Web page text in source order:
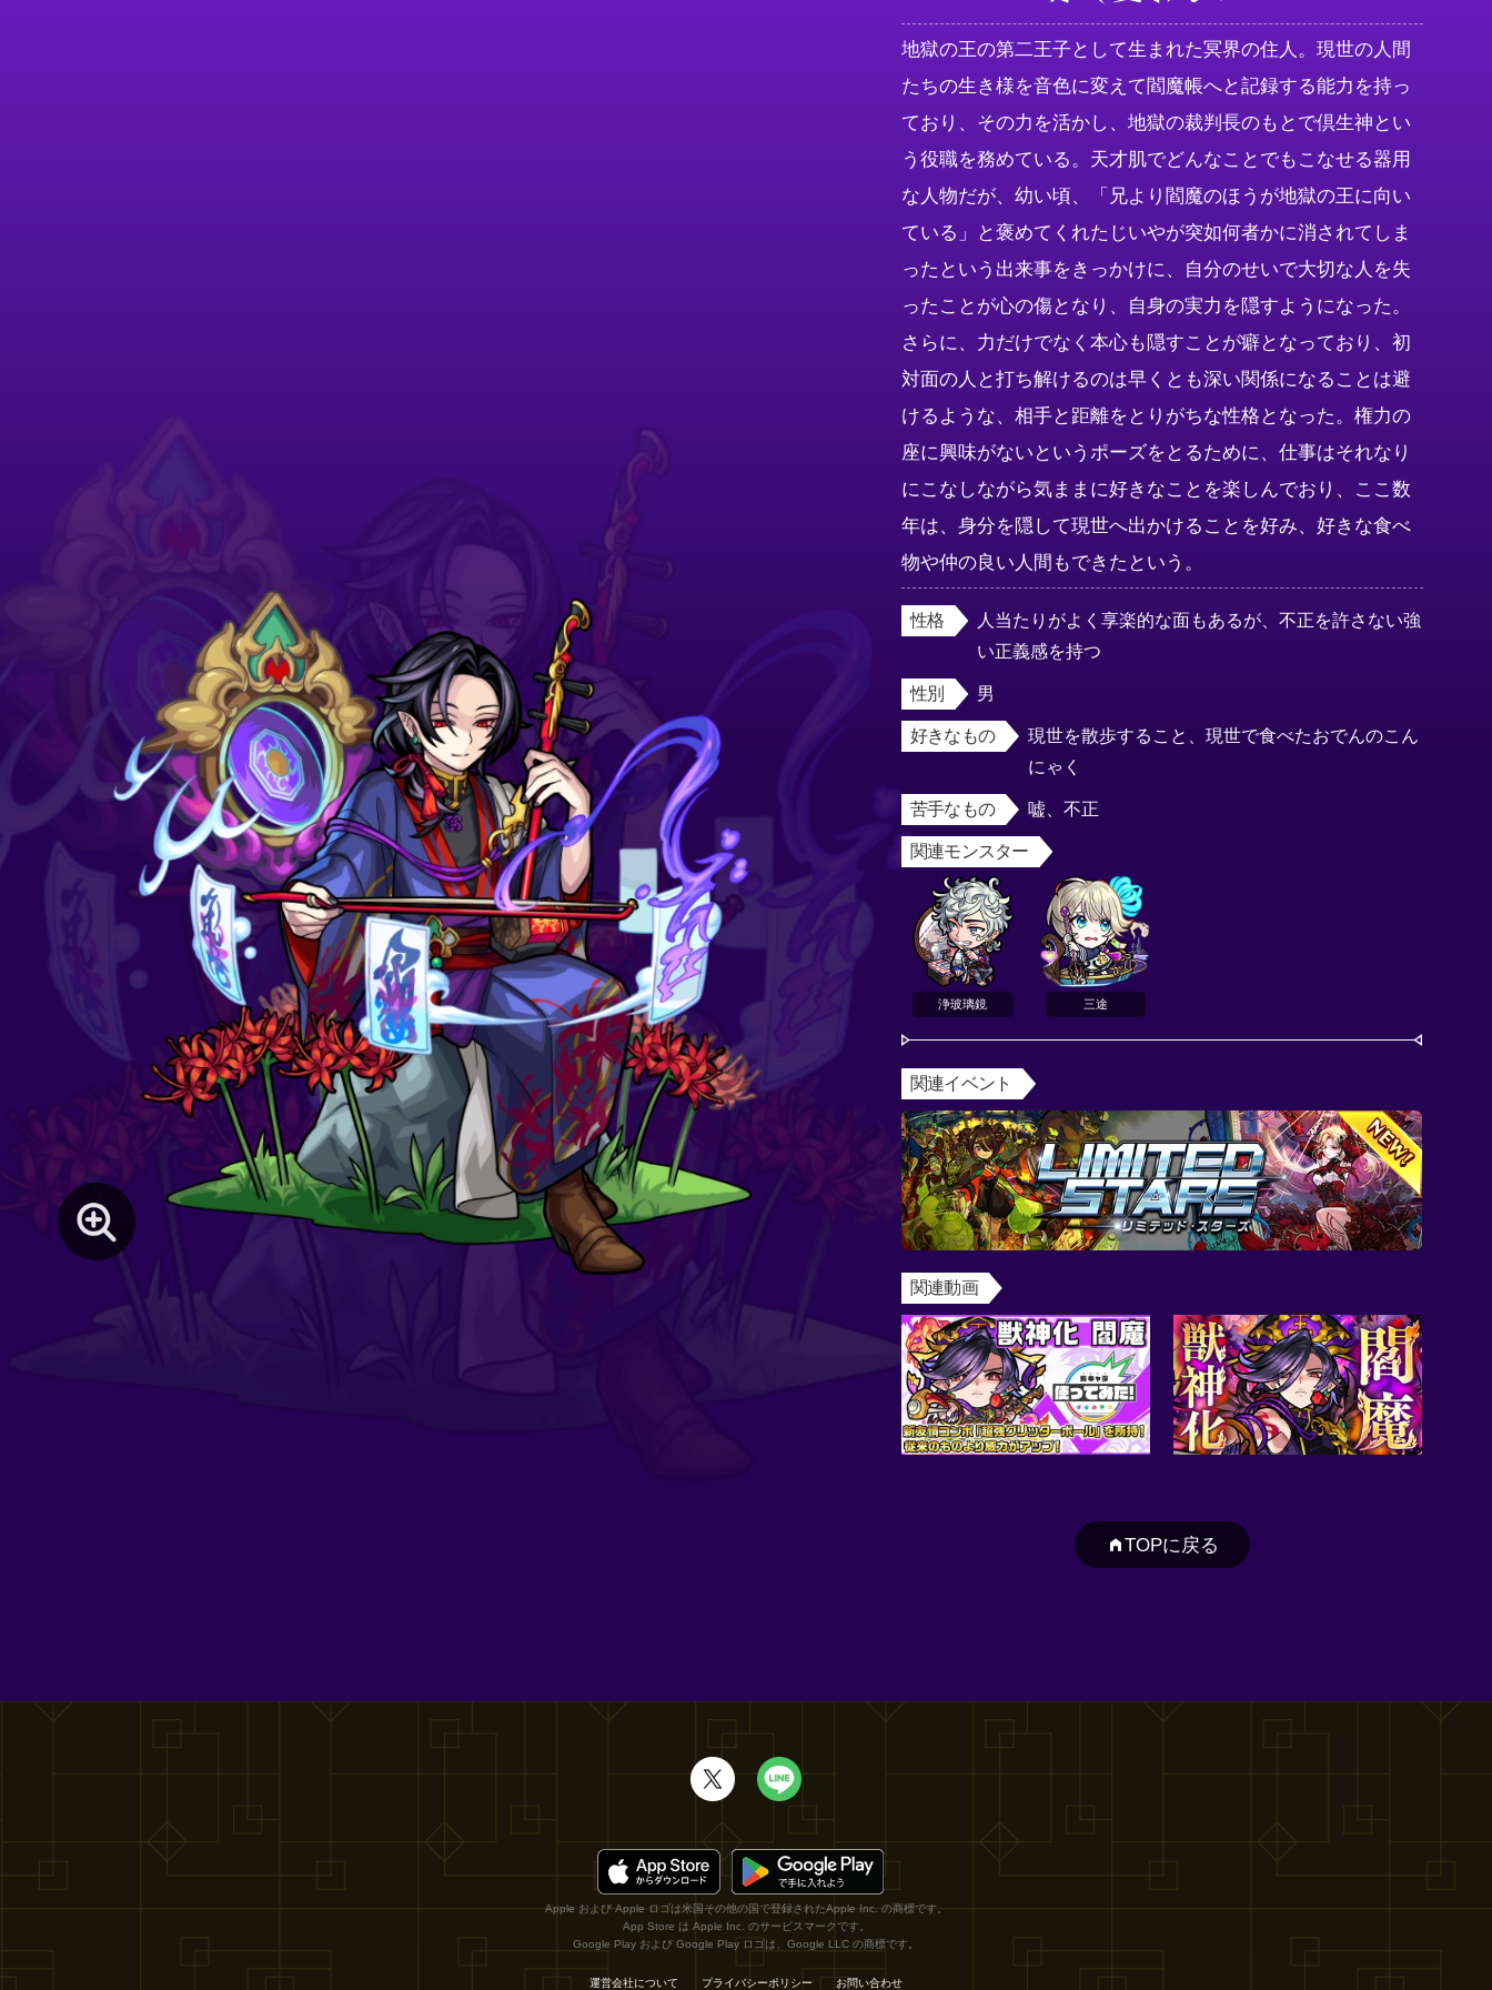
地獄の王の第二王子として生まれた冥界の住人。現世の人間
たちの生き様を音色に変えて閻魔帳へと記録する能力を持っ
ており、その力を活かし、地獄の裁判長のもとで倶生神とい
う役職を務めている。天才肌でどんなことでもこなせる器用
な人物だが、幼い頃、「兄より閻魔のほうが地獄の王に向い
ている」と褒めてくれたじいやが突如何者かに消されてしま
ったという出来事をきっかけに、自分のせいで大切な人を失
ったことが心の傷となり、自身の実力を隠すようになった。
さらに、力だけでなく本心も隠すことが癖となっており、初
対面の人と打ち解けるのは早くとも深い関係になることは避
けるような、相手と距離をとりがちな性格となった。権力の
座に興味がないというポーズをとるために、仕事はそれなり
にこなしながら気ままに好きなことを楽しんでおり、ここ数
年は、身分を隠して現世へ出かけることを好み、好きな食べ
物や仲の良い人間もできたという。
性格
人当たりがよく享楽的な面もあるが、不正を許さない強
い正義感を持つ
性別 男
好きなもの
現世を散歩すること、現世で食べたおでんのこん
にゃく
苦手なもの 嘘、不正
関連モンスター
浄玻璃鏡 三途
関連イベント
関連動画
TOPに戻る
Apple および Apple ロゴは米国その他の国で登録されたApple Inc. の商標です。
App Store は Apple Inc. のサービスマークです。
Google Play および Google Play ロゴは、Google LLC の商標です。
運営会社について プライバシーポリシー お問い合わせ